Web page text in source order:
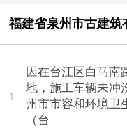
福建省泉州市古建筑
1
因在台江区白马南
地，施工车辆未冲
州市市容和环境卫
（台